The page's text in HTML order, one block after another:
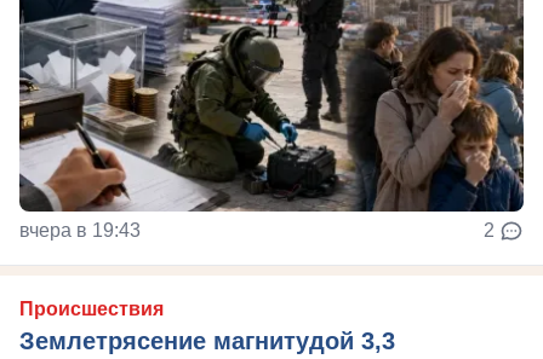
вчера в 19:43 2
Происшествия
Землетрясение магнитудой 3,3